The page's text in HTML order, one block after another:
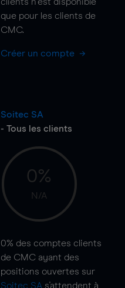
que pour les clients de
CMC.
Créer un compte
Soitec SA
- Tous les clients
0%
N/A
0% des comptes clients
de CMC ayant des
positions ouvertes sur
Soitec SA s'attendent à